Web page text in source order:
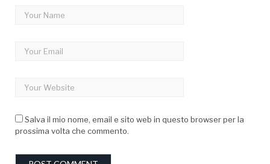
Salva il mio nome, email e sito web in questo browser per la
prossima volta che commento.